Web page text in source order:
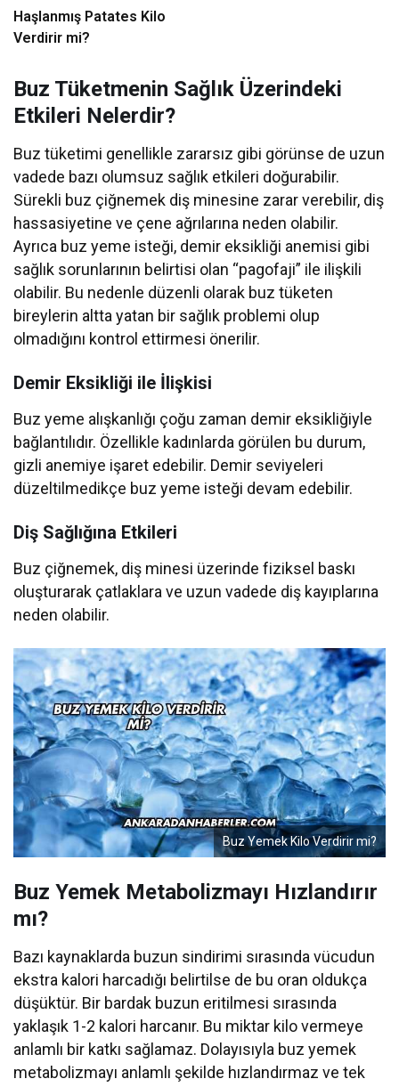
Haşlanmış Patates Kilo
Verdirir mi?
Buz Tüketmenin Sağlık Üzerindeki
Etkileri Nelerdir?
Buz tüketimi genellikle zararsız gibi görünse de uzun
vadede bazı olumsuz sağlık etkileri doğurabilir.
Sürekli buz çiğnemek diş minesine zarar verebilir, diş
hassasiyetine ve çene ağrılarına neden olabilir.
Ayrıca buz yeme isteği, demir eksikliği anemisi gibi
sağlık sorunlarının belirtisi olan “pagofaji” ile ilişkili
olabilir. Bu nedenle düzenli olarak buz tüketen
bireylerin altta yatan bir sağlık problemi olup
olmadığını kontrol ettirmesi önerilir.
Demir Eksikliği ile İlişkisi
Buz yeme alışkanlığı çoğu zaman demir eksikliğiyle
bağlantılıdır. Özellikle kadınlarda görülen bu durum,
gizli anemiye işaret edebilir. Demir seviyeleri
düzeltilmedikçe buz yeme isteği devam edebilir.
Diş Sağlığına Etkileri
Buz çiğnemek, diş minesi üzerinde fiziksel baskı
oluşturarak çatlaklara ve uzun vadede diş kayıplarına
neden olabilir.
Buz Yemek Kilo Verdirir mi?
Buz Yemek Metabolizmayı Hızlandırır
mı?
Bazı kaynaklarda buzun sindirimi sırasında vücudun
ekstra kalori harcadığı belirtilse de bu oran oldukça
düşüktür. Bir bardak buzun eritilmesi sırasında
yaklaşık 1-2 kalori harcanır. Bu miktar kilo vermeye
anlamlı bir katkı sağlamaz. Dolayısıyla buz yemek
metabolizmayı anlamlı şekilde hızlandırmaz ve tek